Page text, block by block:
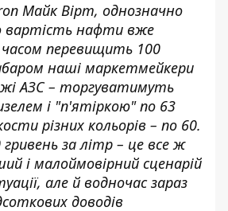
Майк Вірт, однозначно
вартість нафти вже
перевищить 100
наші маркетмейкери
АЗС – торгуватимуть
і "п'ятіркою" по 63
різних кольорів – по 60.
за літр – це все ж
і малоймовірний сценарій
але й водночас зараз
доводів